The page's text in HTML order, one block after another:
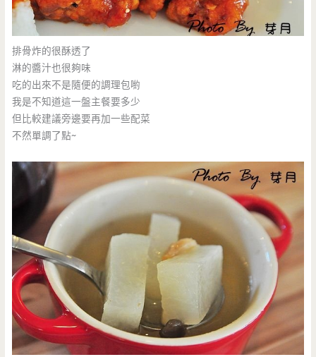
排骨炸的很酥透了
淋的醬汁也很夠味
吃的出來不是隨便的調理包喲
我是不知道這一盤主餐要多少
但比較建議旁邊要再加一些配菜
不然單調了點~